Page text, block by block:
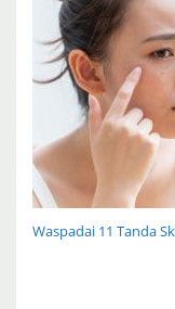
Waspadai 11 Tanda